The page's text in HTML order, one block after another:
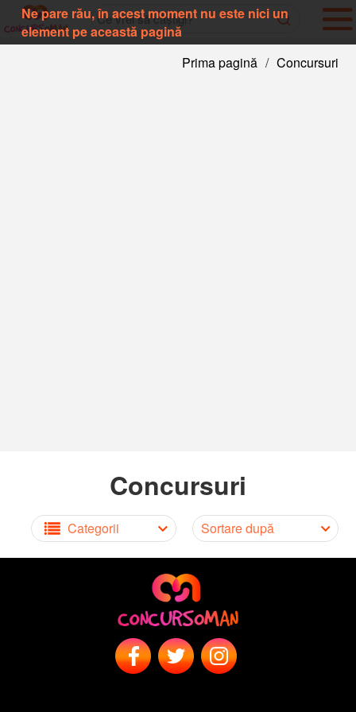
Prima pagină / Concursuri
Concursuri
Categorii Sortare după
Ne pare rău, în acest moment nu este nici un
element pe această pagină